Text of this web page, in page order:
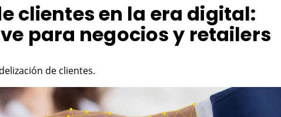
clientes en la era digital:
para negocios y retailers
de clientes.